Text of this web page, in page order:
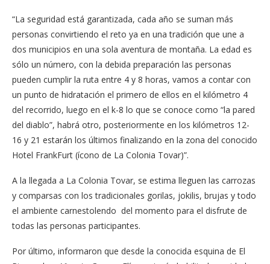
“La seguridad está garantizada, cada año se suman más
personas convirtiendo el reto ya en una tradición que une a
dos municipios en una sola aventura de montaña. La edad es
sólo un número, con la debida preparación las personas
pueden cumplir la ruta entre 4 y 8 horas, vamos a contar con
un punto de hidratación el primero de ellos en el kilómetro 4
del recorrido, luego en el k-8 lo que se conoce como “la pared
del diablo”, habrá otro, posteriormente en los kilómetros 12-
16 y 21 estarán los últimos finalizando en la zona del conocido
Hotel FrankFurt (ícono de La Colonia Tovar)”.
A la llegada a La Colonia Tovar, se estima lleguen las carrozas
y comparsas con los tradicionales gorilas, jokilis, brujas y todo
el ambiente carnestolendo del momento para el disfrute de
todas las personas participantes.
Por último, informaron que desde la conocida esquina de El